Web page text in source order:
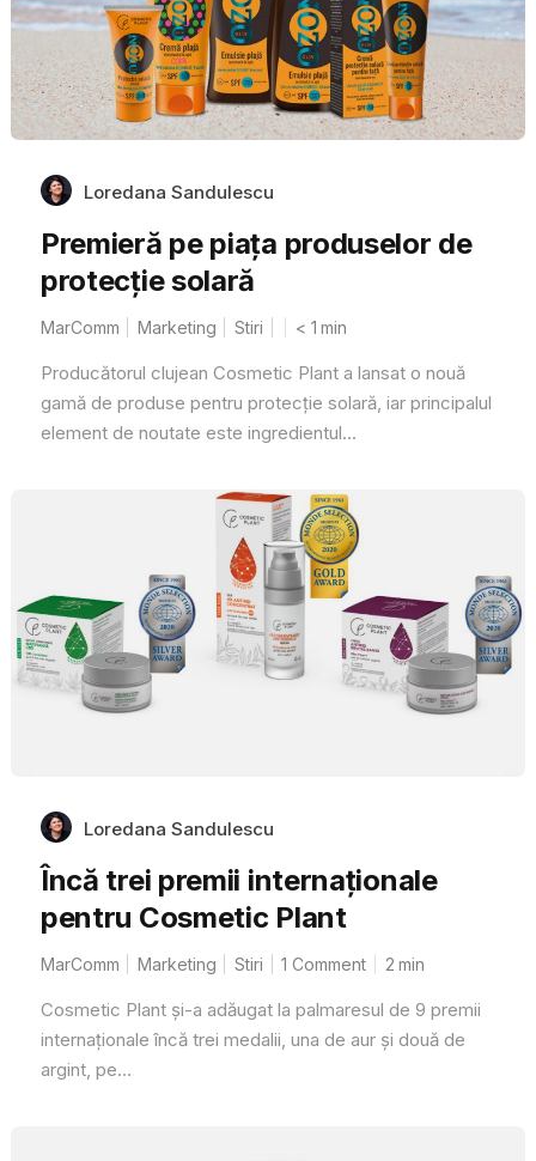
Loredana Sandulescu
Premieră pe piața produselor de
protecție solară
MarComm Marketing Stiri < 1 min
Producătorul clujean Cosmetic Plant a lansat o nouă
gamă de produse pentru protecție solară, iar principalul
element de noutate este ingredientul...
Loredana Sandulescu
Încă trei premii internaționale
pentru Cosmetic Plant
MarComm Marketing Stiri 1 Comment 2 min
Cosmetic Plant și-a adăugat la palmaresul de 9 premii
internaționale încă trei medalii, una de aur și două de
argint, pe...